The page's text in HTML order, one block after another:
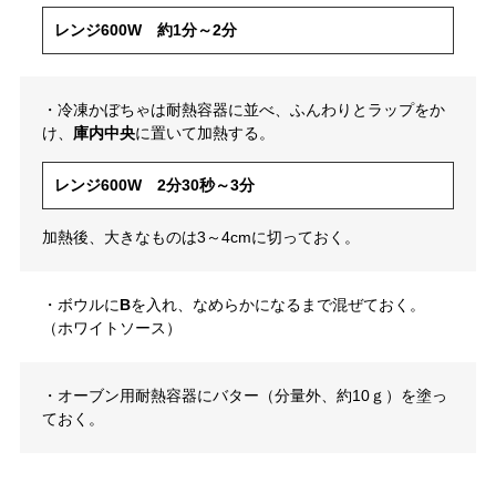
レンジ600W 約1分～2分
・冷凍かぼちゃは耐熱容器に並べ、ふんわりとラップをか
け、 庫内中央に置いて加熱する。
レンジ600W 2分30秒～3分
加熱後、大きなものは3～4cmに切っておく。
・ボウルにBを入れ、なめらかになるまで混ぜておく。
（ホワイトソース）
・オーブン用耐熱容器にバター（分量外、約10ｇ）を塗っ
ておく。